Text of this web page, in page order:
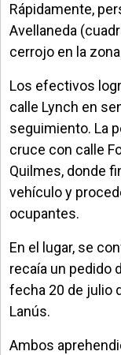
Rápidamente,
Avellaneda
cerrojo en la
Los efectivos
calle Lynch en
seguimiento. La
cruce con calle
Quilmes, donde
vehículo y
ocupantes.
En el lugar, se
recaía un pedido
fecha 20 de julio
Lanús.
Ambos